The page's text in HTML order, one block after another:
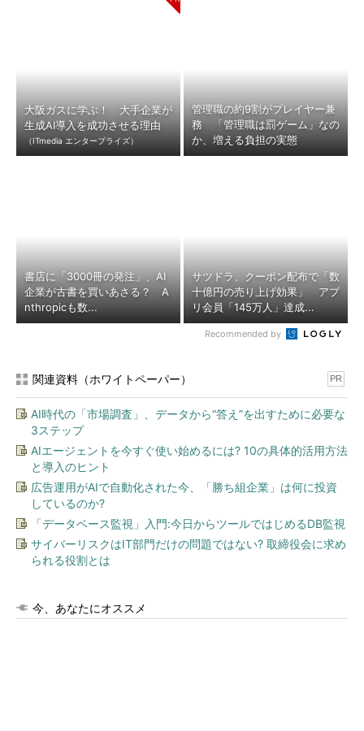
大阪ガスに学ぶ！ 大手企業が
生成AI導入を成功させる理由
（ITmedia エンタープライズ）
管理職の約9割がプレイヤー兼
務 「管理職は罰ゲーム」なの
か、増える負担の実態
書店に「3000冊の発注」、AI
企業が古書を買いあさる？ A
nthropicも数...
サツドラ、クーポン配布で「数
十億円の売り上げ効果」 アプ
リ会員「145万人」達成...
Recommended by
関連資料（ホワイトペーパー） PR
AI時代の「市場調査」、データから“答え”を出すために必要な
3ステップ
AIエージェントを今すぐ使い始めるには? 10の具体的活用方法
と導入のヒント
広告運用がAIで自動化された今、「勝ち組企業」は何に投資
しているのか?
「データベース監視」入門:今日からツールではじめるDB監視
サイバーリスクはIT部門だけの問題ではない? 取締役会に求め
られる役割とは
今、あなたにオススメ